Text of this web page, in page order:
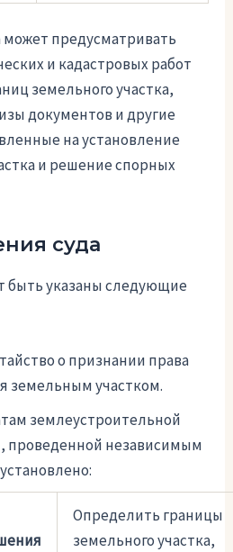
может предусматривать
и кадастровых работ
земельного участка,
документов и другие
на установление
и решение спорных
суда
быть указаны следующие
о признании права
земельным участком.
землеустроительной
проведенной независимым
Определить границы
земельного участка,